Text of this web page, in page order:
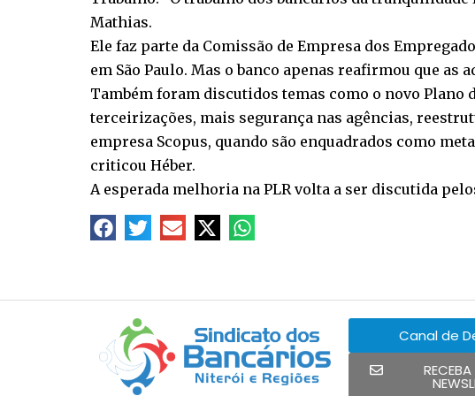
Mathias.
Ele faz parte da Comissão de Empresa dos
em São Paulo. Mas o banco apenas reafirmou que
Também foram discutidos temas como o novo
terceirizações, mais segurança nas agências,
empresa Scopus, quando são enquadrados como
criticou Héber.
A esperada melhoria na PLR volta a ser discutida
Canal de